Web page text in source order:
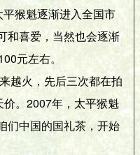
猴魁逐渐进入全国市
和喜爱，当然也会逐渐
元左右。
火，先后三次都在拍
。2007年，太平猴魁
们中国的国礼茶，开始